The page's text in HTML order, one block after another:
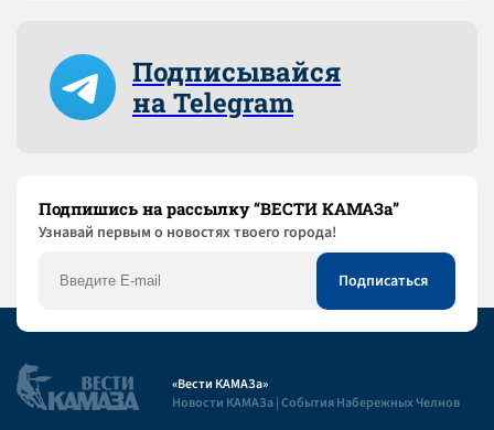
Подписывайся
на Telegram
Подпишись на рассылку “ВЕСТИ КАМАЗа”
Узнaвай первым о новостях твоего города!
«Вести КАМАЗа»
Новости КАМАЗа | События Набережных Челнов